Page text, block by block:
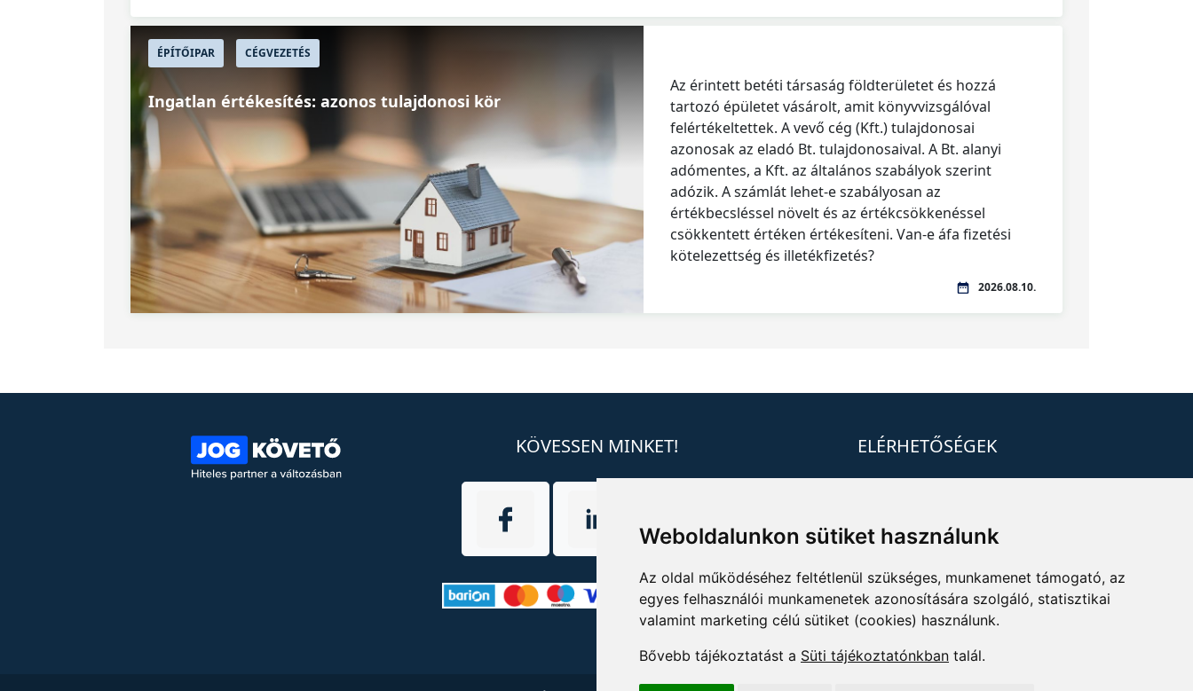
Weboldalunkon sütiket használunk
Az oldal működéséhez feltétlenül szükséges, munkamenet támogató, az
egyes felhasználói munkamenetek azonosítására szolgáló, statisztikai
valamint marketing célú sütiket (cookies) használunk.
Bővebb tájékoztatást a Süti tájékoztatónkban talál.
ÉPÍTŐIPAR CÉGVEZETÉS
Ingatlan értékesítés: azonos tulajdonosi kör
Az érintett betéti társaság földterületet és hozzá
tartozó épületet vásárolt, amit könyvvizsgálóval
felértékeltettek. A vevő cég (Kft.) tulajdonosai
azonosak az eladó Bt. tulajdonosaival. A Bt. alanyi
adómentes, a Kft. az általános szabályok szerint
adózik. A számlát lehet-e szabályosan az
értékbecsléssel növelt és az értékcsökkenéssel
csökkentett értéken értékesíteni. Van-e áfa fizetési
kötelezettség és illetékfizetés?
2026.08.10.
KÖVESSEN MINKET! ELÉRHETŐSÉGEK
info@mprx.hu